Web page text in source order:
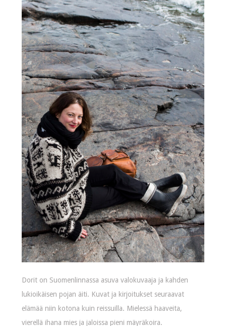
Dorit on Suomenlinnassa asuva valokuvaaja ja kahden
lukioikäisen pojan äiti. Kuvat ja kirjoitukset seuraavat
elämää niin kotona kuin reissuilla. Mielessä haaveita,
vierellä ihana mies ja jaloissa pieni mäyräkoira.